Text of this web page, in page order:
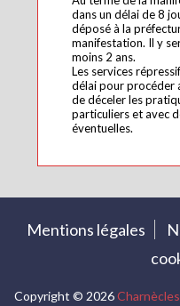
dans un délai de 8
déposé à la
manifestation. Il y
moins 2 ans.
Les services
délai pour procéder
de déceler les
particuliers et avec
éventuelles.
Mentions légales
Copyright © 2026